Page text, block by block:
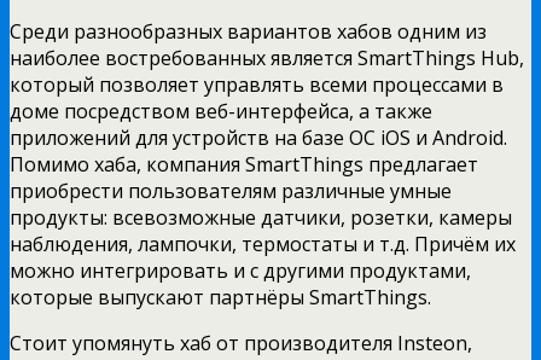
Среди разнообразных вариантов хабов одним из
наиболее востребованных является SmartThings Hub,
который позволяет управлять всеми процессами в
доме посредством веб-интерфейса, а также
приложений для устройств на базе ОС iOS и Android.
Помимо хаба, компания SmartThings предлагает
приобрести пользователям различные умные
продукты: всевозможные датчики, розетки, камеры
наблюдения, лампочки, термостаты и т.д. Причём их
можно интегрировать и с другими продуктами,
которые выпускают партнёры SmartThings.
Стоит упомянуть хаб от производителя Insteon,